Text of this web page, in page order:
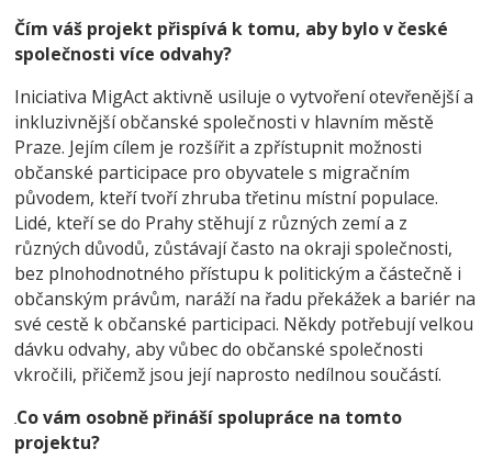
Čím váš projekt přispívá k tomu, aby bylo v české
společnosti více odvahy?
Iniciativa MigAct aktivně usiluje o vytvoření otevřenější a
inkluzivnější občanské společnosti v hlavním městě
Praze. Jejím cílem je rozšířit a zpřístupnit možnosti
občanské participace pro obyvatele s migračním
původem, kteří tvoří zhruba třetinu místní populace.
Lidé, kteří se do Prahy stěhují z různých zemí a z
různých důvodů, zůstávají často na okraji společnosti,
bez plnohodnotného přístupu k politickým a částečně i
občanským právům, naráží na řadu překážek a bariér na
své cestě k občanské participaci. Někdy potřebují velkou
dávku odvahy, aby vůbec do občanské společnosti
vkročili, přičemž jsou její naprosto nedílnou součástí.
Co vám osobně přináší spolupráce na tomto
projektu?